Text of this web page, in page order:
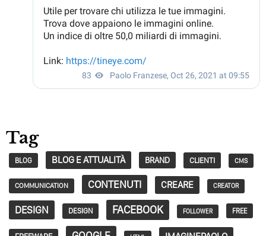
Tag
BLOG BLOG E ATTUALITÀ BRAND CLIENTI CMS
COMMUNICATION CONTENUTI CREARE CREATOR
DESIGN DESIGN FACEBOOK FOLLOWER FREE